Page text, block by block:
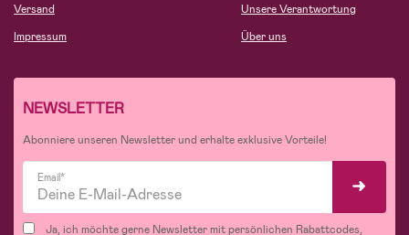
Versand
Impressum
Unsere Verantwortung
Über uns
NEWSLETTER
Abonniere unseren Newsletter und erhalte exklusive Vorteile!
Email*
Ja, ich möchte gerne Newsletter mit persönlichen Rabattcodes,